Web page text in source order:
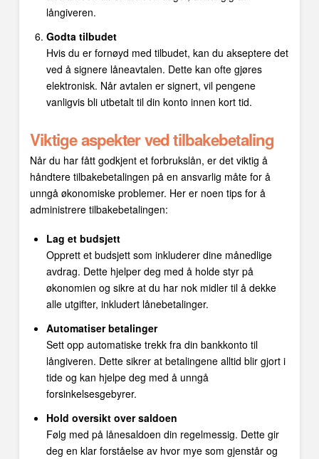
långiveren.
Godta tilbudet
Hvis du er fornøyd med tilbudet, kan du akseptere det
ved å signere låneavtalen. Dette kan ofte gjøres
elektronisk. Når avtalen er signert, vil pengene
vanligvis bli utbetalt til din konto innen kort tid.
Viktige aspekter ved tilbakebetaling
Når du har fått godkjent et forbrukslån, er det viktig å
håndtere tilbakebetalingen på en ansvarlig måte for å
unngå økonomiske problemer. Her er noen tips for å
administrere tilbakebetalingen:
Lag et budsjett
Opprett et budsjett som inkluderer dine månedlige
avdrag. Dette hjelper deg med å holde styr på
økonomien og sikre at du har nok midler til å dekke
alle utgifter, inkludert lånebetalinger.
Automatiser betalinger
Sett opp automatiske trekk fra din bankkonto til
långiveren. Dette sikrer at betalingene alltid blir gjort i
tide og kan hjelpe deg med å unngå
forsinkelsesgebyrer.
Hold oversikt over saldoen
Følg med på lånesaldoen din regelmessig. Dette gir
deg en klar forståelse av hvor mye som gjenstår og